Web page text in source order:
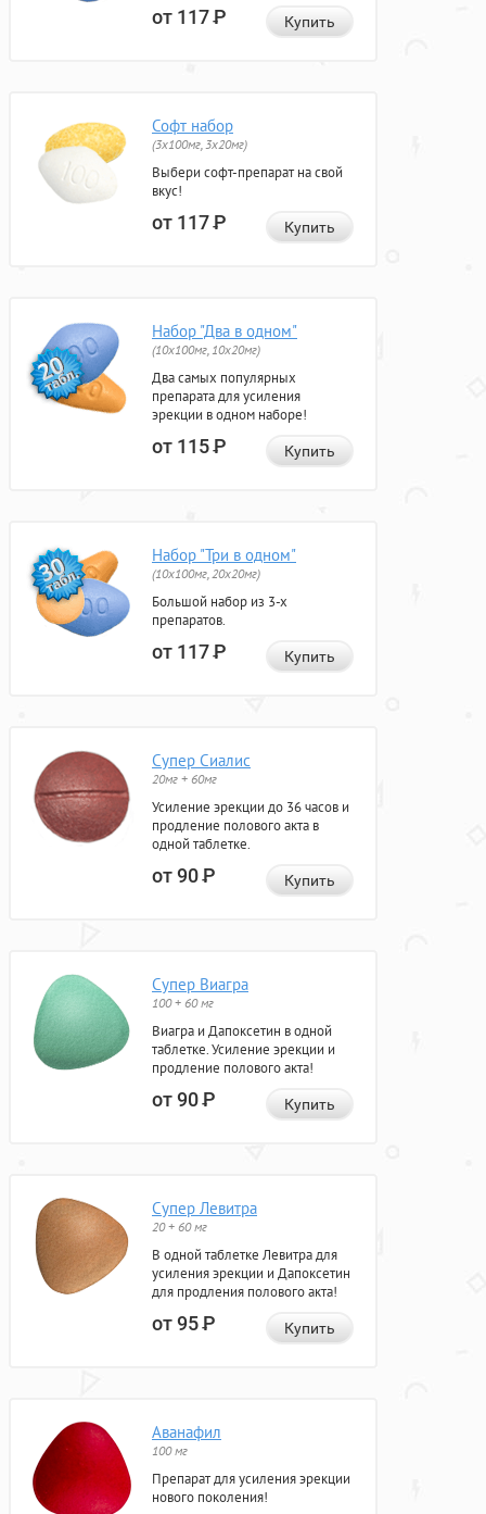
от 117Р Купить
Софт набор
(3x100мг, 3x20мг)
Выбери софт-препарат на свой
вкус!
от 117Р Купить
Набор "Два в одном"
(10x100мг, 10x20мг)
Два самых популярных
препарата для усиления
эрекции в одном наборе!
от 115Р Купить
Набор "Три в одном"
(10x100мг, 20x20мг)
Большой набор из 3-х
препаратов.
от 117Р Купить
Супер Сиалис
20мг + 60мг
Усиление эрекции до 36 часов и
продление полового акта в
одной таблетке.
от 90Р Купить
Супер Виагра
100 + 60 мг
Виагра и Дапоксетин в одной
таблетке. Усиление эрекции и
продление полового акта!
от 90Р Купить
Супер Левитра
20 + 60 мг
В одной таблетке Левитра для
усиления эрекции и Дапоксетин
для продления полового акта!
от 95Р Купить
Аванафил
100 мг
Препарат для усиления эрекции
нового поколения!